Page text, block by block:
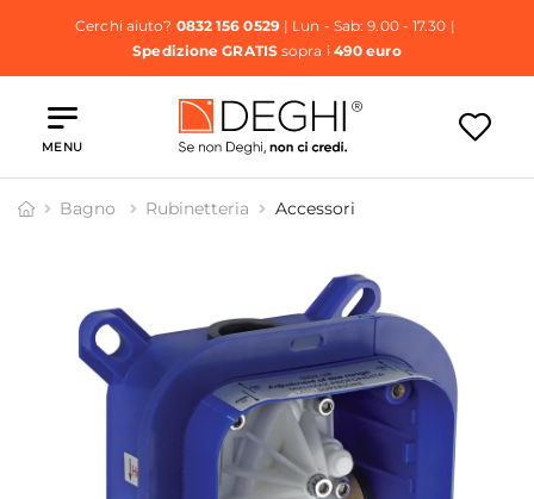
Cerchi aiuto? 0832 156 0529| Lun - Sab: 9.00 - 17.30 |
Spedizione GRATISsopra i 490 euro
MENU
Bagno Rubinetteria Accessori